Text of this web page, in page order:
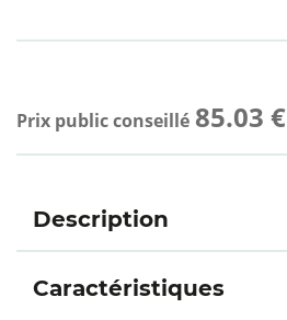
Prix public conseillé 85.03 €
Description
Caractéristiques